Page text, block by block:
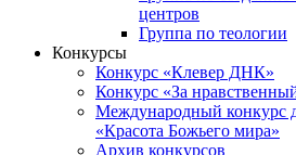
центров
Группа по теологии
Конкурсы
Конкурс «Клевер ДНК»
Конкурс «За
Международный конкурс
«Красота Божьего мира»
Архив конкурсов